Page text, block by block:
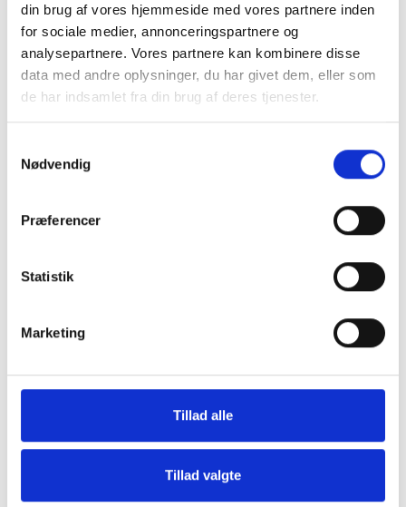
din brug af vores hjemmeside med vores partnere inden
for sociale medier, annonceringspartnere og
analysepartnere. Vores partnere kan kombinere disse
data med andre oplysninger, du har givet dem, eller som
de har indsamlet fra din brug af deres tjenester.
Nødvendig
Præferencer
Statistik
Marketing
Tillad alle
Tillad valgte
Møbler Omnia
Indvendigt Udstyr